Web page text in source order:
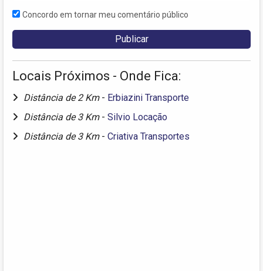
Concordo em tornar meu comentário público
Locais Próximos - Onde Fica:
Distância de 2 Km - Erbiazini Transporte
Distância de 3 Km - Silvio Locação
Distância de 3 Km - Criativa Transportes